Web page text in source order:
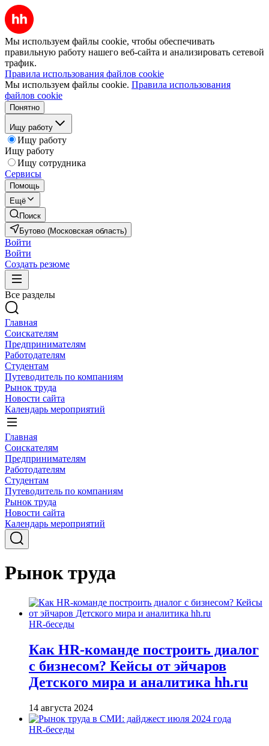
Мы используем файлы cookie, чтобы обеспечивать
правильную работу нашего веб-сайта и анализировать сетевой
трафик.
Правила использования файлов cookie
Мы используем файлы cookie. Правила использования
файлов cookie
Понятно
Ищу работу
Ищу работу
Ищу работу
Ищу сотрудника
Сервисы
Помощь
Ещё
Поиск
Бутово (Московская область)
Войти
Войти
Создать резюме
Все разделы
Главная
Соискателям
Предпринимателям
Работодателям
Студентам
Путеводитель по компаниям
Рынок труда
Новости сайта
Календарь мероприятий
Главная
Соискателям
Предпринимателям
Работодателям
Студентам
Путеводитель по компаниям
Рынок труда
Новости сайта
Календарь мероприятий
Рынок труда
HR-беседы
Как HR-команде построить диалог
с бизнесом? Кейсы от эйчаров
Детского мира и аналитика hh.ru
14 августа 2024
HR-беседы